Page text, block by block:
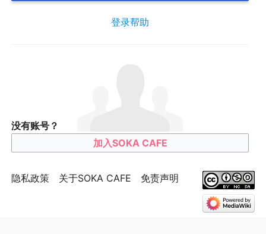
登录帮助
没有账号？
加入SOKA CAFE
隐私政策 关于SOKA CAFE 免责声明